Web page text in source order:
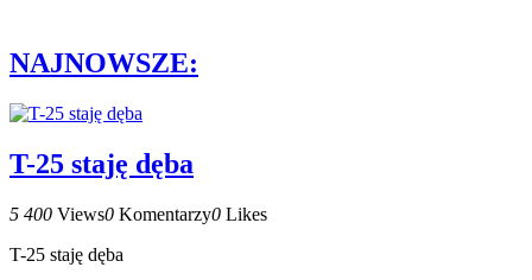
NAJNOWSZE:
T-25 staję dęba
5 400 Views0 Komentarzy0 Likes
T-25 staję dęba